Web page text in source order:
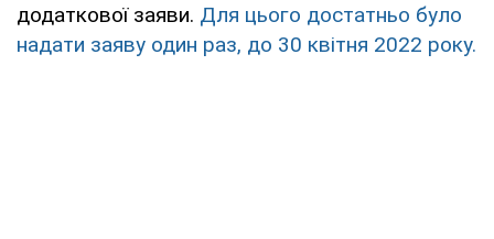
додаткової заяви. Для цього достатньо було
надати заяву один раз, до 30 квітня 2022 року.